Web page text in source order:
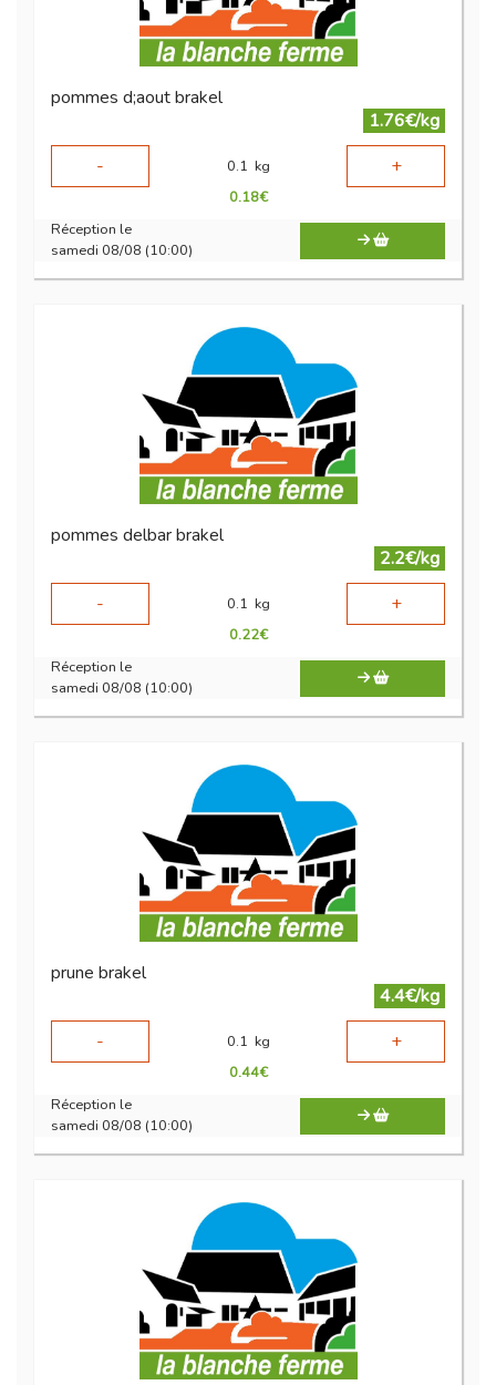
pommes d;aout brakel
1.76€/kg
-
0.1 kg +
0.18€
Réception le
samedi 08/08 (10:00)
pommes delbar brakel
2.2€/kg
-
0.1 kg +
0.22€
Réception le
samedi 08/08 (10:00)
prune brakel
4.4€/kg
-
0.1 kg +
0.44€
Réception le
samedi 08/08 (10:00)